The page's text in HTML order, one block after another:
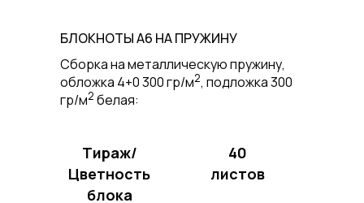
БЛОКНОТЫ А6 НА ПРУЖИНУ
Cборка на металлическую пружину,
обложка 4+0 300 гр/м2, подложка 300
гр/м2 белая:
Тираж/
Цветность
блока
40
листов